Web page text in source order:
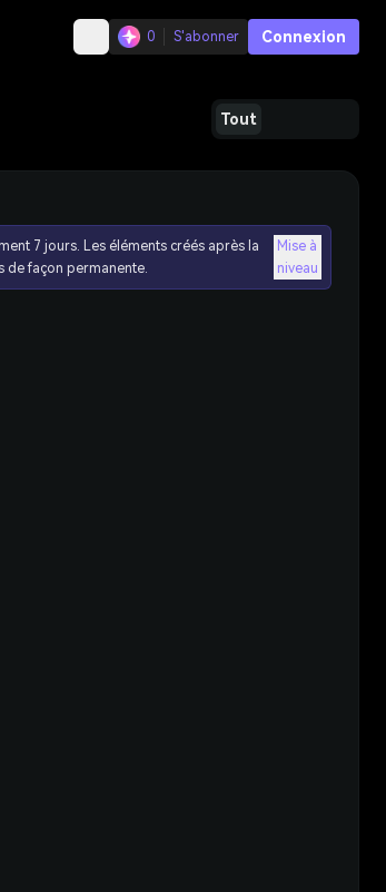
0 S'abonner Connexion
Tout
7 jours. Les éléments créés après la
de façon permanente.
Mise à
niveau